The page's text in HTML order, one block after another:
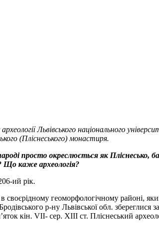
Львівського національного
(Пліснеського) монастиря.
просто окреслюється як
каже археологія?
ий рік.
геоморфологічному районі,
р-ну Львівської обл. збереглися
кін. VII- сер. XIII ст. Пліснеський